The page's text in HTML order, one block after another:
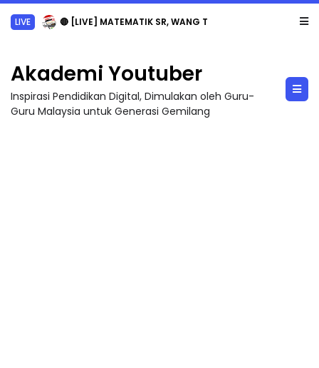
LIVE 🔴 [LIVE] MATEMATIK SR, WANG TAHUN 6 OLEH CIKGU ANITA #ALLINONE #141 #...
Akademi Youtuber
Inspirasi Pendidikan Digital, Dimulakan oleh Guru-
Guru Malaysia untuk Generasi Gemilang